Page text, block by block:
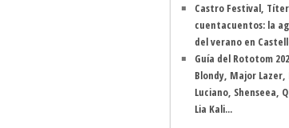
Castro Festival,
cuentacuentos: la
del verano en
Guía del Rototom
Blondy, Major
Luciano, Shenseea,
Lia Kali...